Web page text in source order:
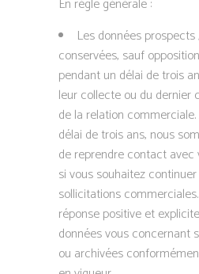
Les données
conservées, sauf
pendant un délai de trois
leur collecte ou du dernier
de la relation
délai de trois ans, nous
de reprendre contact avec
si vous souhaitez
sollicitations
réponse positive et
données vous concernant
ou archivées